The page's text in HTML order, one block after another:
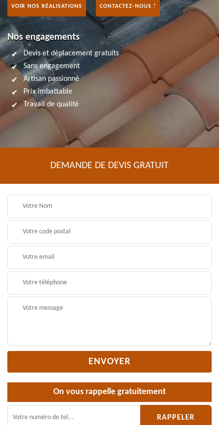
VOIR NOS RÉALISATIONS CONTACTEZ-NOUS !
Nos engagements
Devis et déplacement gratuits
Sans engagement
Artisan passionné
Prix imbattable
Travail de qualité
DEMANDE DE DEVIS GRATUIT
On vous rappelle gratuitement